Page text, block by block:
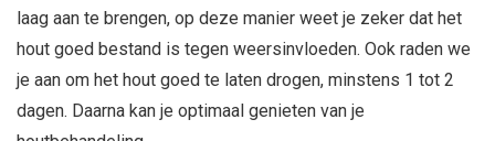
laag aan te brengen, op deze manier weet je zeker dat het
hout goed bestand is tegen weersinvloeden. Ook raden we
je aan om het hout goed te laten drogen, minstens 1 tot 2
dagen. Daarna kan je optimaal genieten van je